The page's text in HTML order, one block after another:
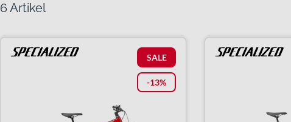
6 Artikel
SALE
-13%